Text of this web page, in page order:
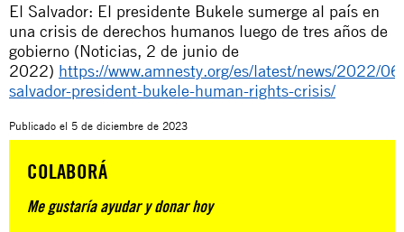
El Salvador: El presidente Bukele sumerge al país en
una crisis de derechos humanos luego de tres años de
gobierno (Noticias, 2 de junio de
2022) https://www.amnesty.org/es/latest/news/2022/
salvador-president-bukele-human-rights-crisis/
Publicado el 5 de diciembre de 2023
COLABORÁ
Me gustaría ayudar y donar hoy